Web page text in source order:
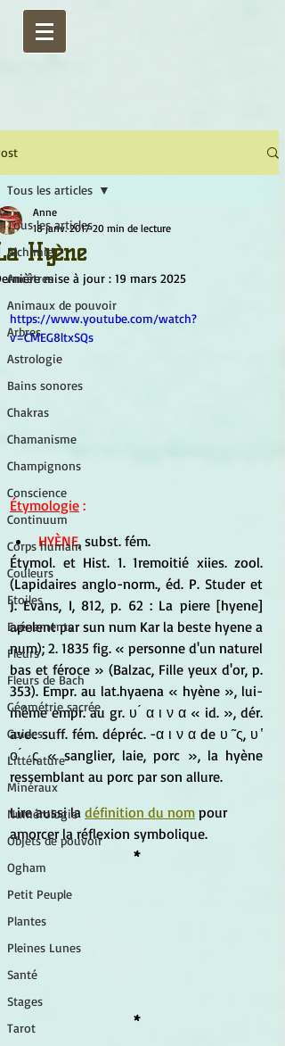
Tous les articles
Alchimie
Ancêtres
Animaux de pouvoir
Arbres
Astrologie
Bains sonores
Chakras
Chamanisme
Champignons
Conscience
Continuum
Corps humain
Couleurs
Etoiles
Evénements
Fleurs
Fleurs de Bach
Géométrie sacrée
Guides
Littérature
Minéraux
Numérologie
Objets de pouvoir
Ogham
Petit Peuple
Plantes
Pleines Lunes
Santé
Stages
Tarot
Tous les articles
Hyène
Anne
18 janv. 2017 20 min de lecture
mise à jour : 19 mars 2025
https://www.youtube.com/watch?
v=CMEG8ltxSQs
Étymologie :
HYÈNE, subst. fém.
Étymol. et Hist. 1. 1remoitié xiies. zool.
(Lapidaires anglo-norm., éd. P. Studer et
J. Evans, I, 812, p. 62 : La piere [hyene]
apelent par sun num Kar la beste hyene a
num); 2. 1835 fig. « personne d'un naturel
bas et féroce » (Balzac, Fille yeux d'or, p.
353). Empr. au lat.hyaena « hyène », lui-
même empr. au gr. υ ́ α ι ν α « id. », dér.
avec suff. fém. dépréc. -α ι ν α de υ ̃ ς, υ ̔
ο ́ ς « sanglier, laie, porc », la hyène
ressemblant au porc par son allure.
Lire aussi la définition du nom pour
amorcer la réflexion symbolique.
*
*